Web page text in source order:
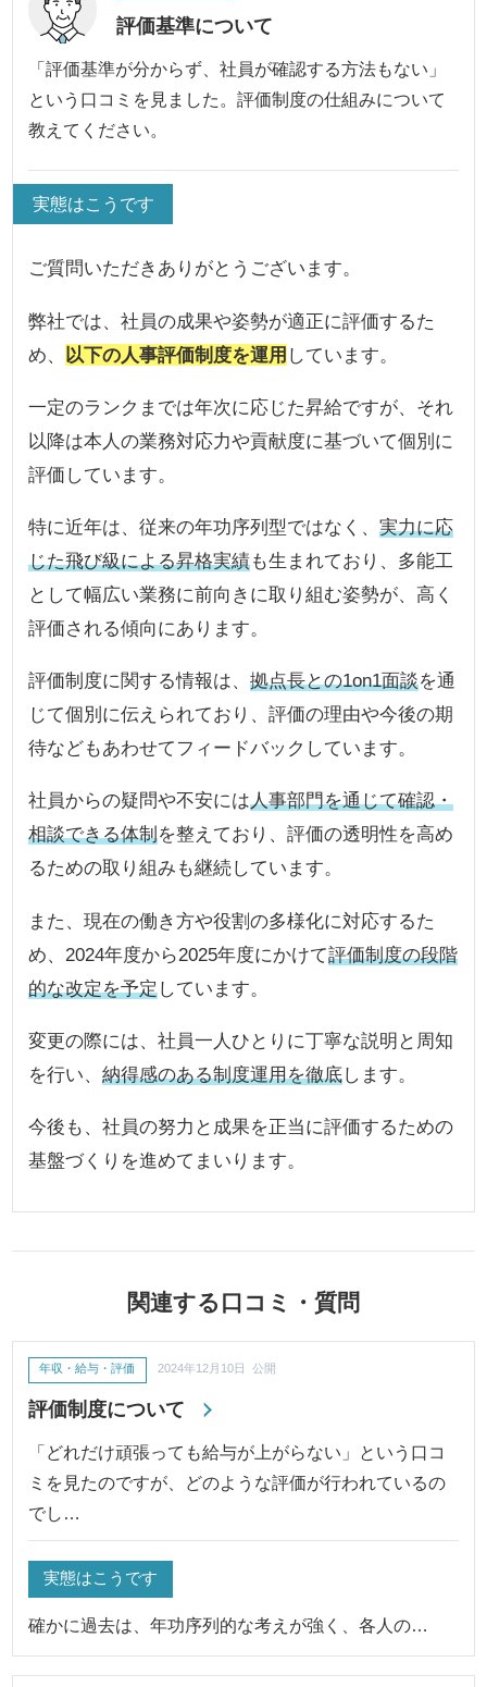
評価基準について
「評価基準が分からず、社員が確認する方法もない」
という口コミを見ました。評価制度の仕組みについて
教えてください。
実態はこうです
ご質問いただきありがとうございます。
弊社では、社員の成果や姿勢が適正に評価するた
め、
以下の人事評価制度を運用 しています。
一定のランクまでは年次に応じた昇給ですが、それ
以降は本人の業務対応力や貢献度に基づいて個別に
評価しています。
特に近年は、従来の年功序列型ではなく、実力に応
じた飛び級による昇格実績も生まれており、多能工
として幅広い業務に前向きに取り組む姿勢が、高く
評価される傾向にあります。
評価制度に関する情報は、拠点長との1on1面談を通
じて個別に伝えられており、評価の理由や今後の期
待などもあわせてフィードバックしています。
社員からの疑問や不安には人事部門を通じて確認・
相談できる体制を整えており、評価の透明性を高め
るための取り組みも継続しています。
また、現在の働き方や役割の多様化に対応するた
め、2024年度から2025年度にかけて評価制度の段階
的な改定を予定しています。
変更の際には、社員一人ひとりに丁寧な説明と周知
を行い、納得感のある制度運用を徹底します。
今後も、社員の努力と成果を正当に評価するための
基盤づくりを進めてまいります。
関連する口コミ・質問
評価制度について
年収・給与・評価 2024年12月10日 公開
「どれだけ頑張っても給与が上がらない」という口コ
ミを見たのですが、どのような評価が行われているの
でし…
実態はこうです
確かに過去は、年功序列的な考えが強く、各人の…